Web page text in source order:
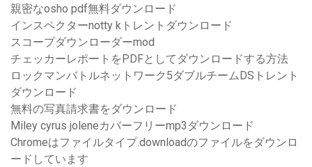
親密なosho pdf無料ダウンロード
インスペクターnotty kトレントダウンロード
スコープダウンローダーmod
チェッカーレポートをPDFとしてダウンロードする方法
ロックマンバトルネットワーク5ダブルチームDSトレント
ダウンロード
無料の写真請求書をダウンロード
Miley cyrus joleneカバーフリーmp3ダウンロード
Chromeはファイルタイプ.downloadのファイルをダウンロ
ードしています